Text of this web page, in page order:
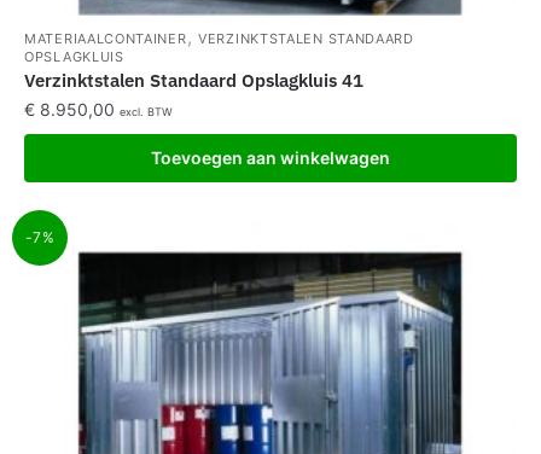
MATERIAALCONTAINER,VERZINKTSTALEN STANDAARD
OPSLAGKLUIS
Verzinktstalen Standaard Opslagkluis 41
€ 8.950,00 excl. BTW
Toevoegen aan winkelwagen
-7%